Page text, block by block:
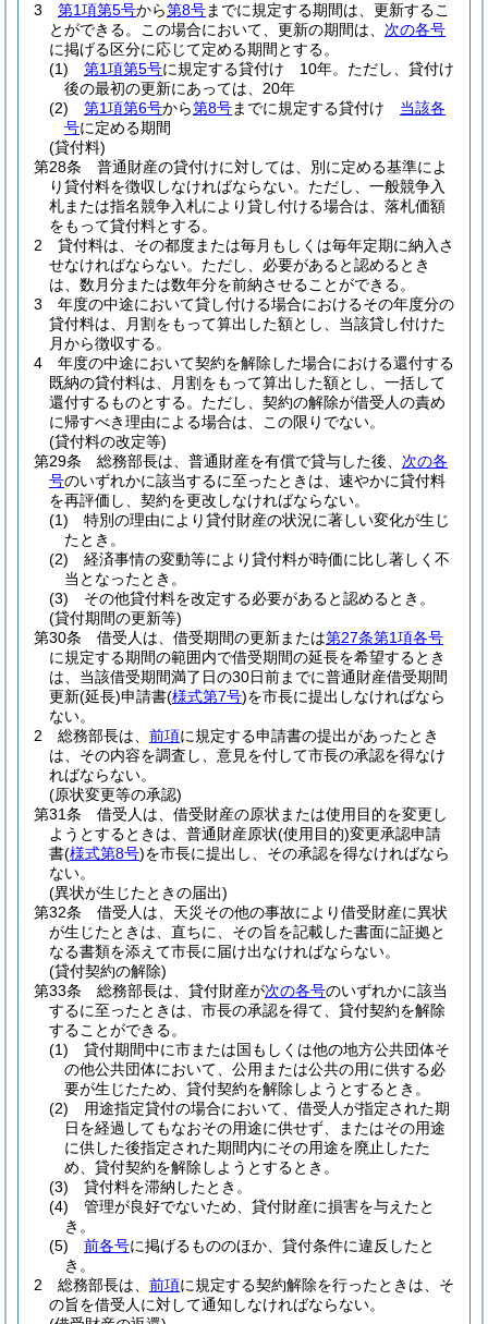
3
第1項第5号から第8号までに規定する期間は、更新するこ
とができる。
この場合において、更新の期間は、 次の各号
に掲げる区分に応じて定める期間とする。
(1)
第1項第5号に規定する貸付け 10年。ただし、貸付け
後の最初の更新にあっては、20年
(2)
第1項第6号から第8号までに規定する貸付け 当該各
号に定める期間
(貸付料)
第28条
普通財産の貸付けに対しては、別に定める基準によ
り貸付料を徴収しなければならない。 ただし、一般競争入
札または指名競争入札により貸し付ける場合は、落札価額
をもって貸付料とする。
2
貸付料は、その都度または毎月もしくは毎年定期に納入さ
せなければならない。 ただし、必要があると認めるとき
は、数月分または数年分を前納させることができる。
3
年度の中途において貸し付ける場合におけるその年度分の
貸付料は、月割をもって算出した額とし、当該貸し付けた
月から徴収する。
4
年度の中途において契約を解除した場合における還付する
既納の貸付料は、月割をもって算出した額とし、一括して
還付するものとする。 ただし、契約の解除が借受人の責め
に帰すべき理由による場合は、この限りでない。
(貸付料の改定等)
第29条
総務部長は、普通財産を有償で貸与した後、 次の各
号のいずれかに該当するに至ったときは、速やかに貸付料
を再評価し、契約を更改しなければならない。
(1)
特別の理由により貸付財産の状況に著しい変化が生じ
たとき。
(2)
経済事情の変動等により貸付料が時価に比し著しく不
当となったとき。
(3)
その他貸付料を改定する必要があると認めるとき。
(貸付期間の更新等)
第30条
借受人は、借受期間の更新または第27条第1項各号
に規定する期間の範囲内で借受期間の延長を希望するとき
は、当該借受期間満了日の30日前までに普通財産借受期間
更新(延長)申請書(様式第7号)を市長に提出しなければなら
ない。
2
総務部長は、 前項に規定する申請書の提出があったとき
は、その内容を調査し、意見を付して市長の承認を得なけ
ればならない。
(原状変更等の承認)
第31条
借受人は、借受財産の原状または使用目的を変更し
ようとするときは、普通財産原状(使用目的)変更承認申請
書(様式第8号)を市長に提出し、その承認を得なければなら
ない。
(異状が生じたときの届出)
第32条
借受人は、天災その他の事故により借受財産に異状
が生じたときは、直ちに、その旨を記載した書面に証拠と
なる書類を添えて市長に届け出なければならない。
(貸付契約の解除)
第33条
総務部長は、貸付財産が次の各号のいずれかに該当
するに至ったときは、市長の承認を得て、貸付契約を解除
することができる。
(1)
貸付期間中に市または国もしくは他の地方公共団体そ
の他公共団体において、公用または公共の用に供する必
要が生じたため、貸付契約を解除しようとするとき。
(2)
用途指定貸付の場合において、借受人が指定された期
日を経過してもなおその用途に供せず、またはその用途
に供した後指定された期間内にその用途を廃止したた
め、貸付契約を解除しようとするとき。
(3)
貸付料を滞納したとき。
(4)
管理が良好でないため、貸付財産に損害を与えたと
き。
(5)
前各号に掲げるもののほか、貸付条件に違反したと
き。
2
総務部長は、 前項に規定する契約解除を行ったときは、そ
の旨を借受人に対して通知しなければならない。